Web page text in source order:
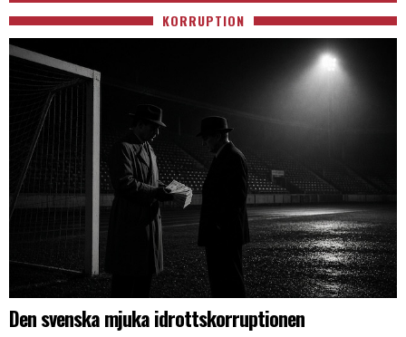
KORRUPTION
Den svenska mjuka idrottskorruptionen